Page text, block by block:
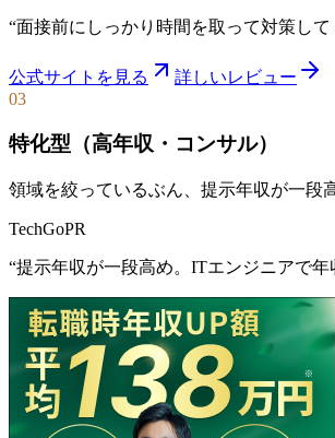
“面接前にしっかり時間を取って対策し
公式サイトを見る
詳しいレビュー
03
特化型（高年収・コンサル）
領域を絞っているぶん、提示年収が一段
TechGoPR
“提示年収が一段高め。ITエンジニアで